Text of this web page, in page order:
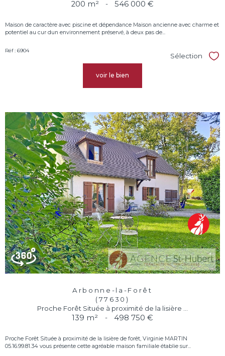
200 m² - 546 000 €
Maison de caractère avec piscine et dépendance Maison ancienne avec charme et
potentiel au cur dun environnement préservé, à deux pas de...
Réf : 6904
Sélection
voir le bien
Arbonne-la-Forêt
(77630)
Proche Forêt Située à proximité de la lisière ...
139 m² - 498 750 €
Proche Forêt Située à proximité de la lisière de forêt, Virginie MARTIN
05.16.99.81.34 vous présente cette agréable maison familiale établie sur...